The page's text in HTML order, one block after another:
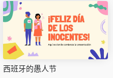
西班牙的愚人节